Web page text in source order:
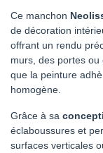
Ce manchon
de décoration
offrant un rendu
murs, des portes
que la peinture
homogène.
Grâce à sa
éclaboussures et
surfaces verticales